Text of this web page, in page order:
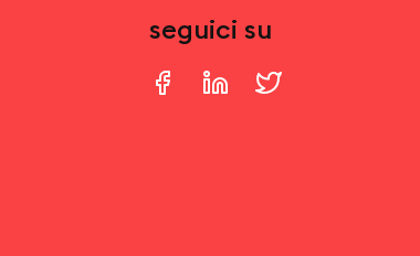
seguici su